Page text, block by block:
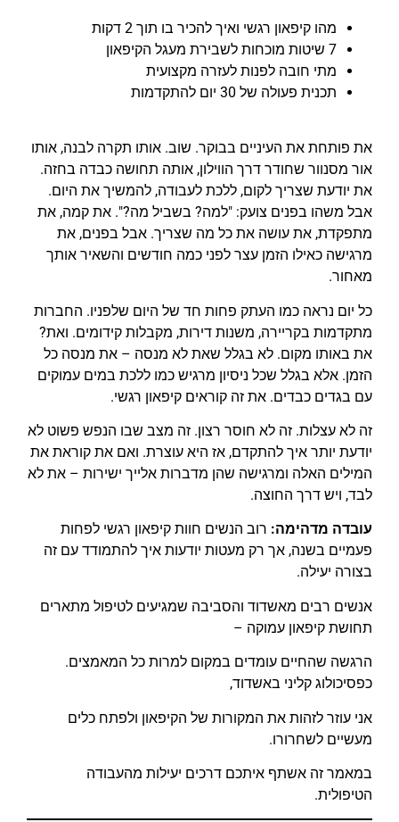
מהו קיפאון רגשי ואיך להכיר בו תוך 2 דקות
7 שיטות מוכחות לשבירת מעגל הקיפאון
מתי חובה לפנות לעזרה מקצועית
תכנית פעולה של 30 יום להתקדמות
את פותחת את העיניים בבוקר. שוב. אותו תקרה לבנה, אותו
אור מסנוור שחודר דרך הווילון, אותה תחושה כבדה בחזה.
את יודעת שצריך לקום, ללכת לעבודה, להמשיך את היום.
אבל משהו בפנים צועק: "למה? בשביל מה?". את קמה, את
מתפקדת, את עושה את כל מה שצריך. אבל בפנים, את
מרגישה כאילו הזמן עצר לפני כמה חודשים והשאיר אותך
מאחור.
כל יום נראה כמו העתק פחות חד של היום שלפניו. החברות
מתקדמות בקריירה, משנות דירות, מקבלות קידומים. ואת?
את באותו מקום. לא בגלל שאת לא מנסה – את מנסה כל
הזמן. אלא בגלל שכל ניסיון מרגיש כמו ללכת במים עמוקים
עם בגדים כבדים. את זה קוראים קיפאון רגשי.
זה לא עצלות. זה לא חוסר רצון. זה מצב שבו הנפש פשוט לא
יודעת יותר איך להתקדם, אז היא עוצרת. ואם את קוראת את
המילים האלה ומרגישה שהן מדברות אלייך ישירות – את לא
לבד, ויש דרך החוצה.
עובדה מדהימה: רוב הנשים חוות קיפאון רגשי לפחות
פעמיים בשנה, אך רק מעטות יודעות איך להתמודד עם זה
בצורה יעילה.
אנשים רבים מאשדוד והסביבה שמגיעים לטיפול מתארים
תחושת קיפאון עמוקה –
הרגשה שהחיים עומדים במקום למרות כל המאמצים.
כפסיכולוג קליני באשדוד,
אני עוזר לזהות את המקורות של הקיפאון ולפתח כלים
מעשיים לשחרורו.
במאמר זה אשתף איתכם דרכים יעילות מהעבודה
הטיפולית.